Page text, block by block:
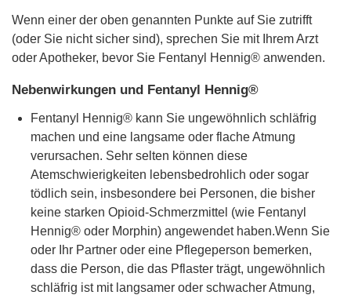
Wenn einer der oben genannten Punkte auf Sie zutrifft
(oder Sie nicht sicher sind), sprechen Sie mit Ihrem Arzt
oder Apotheker, bevor Sie Fentanyl Hennig® anwenden.
Nebenwirkungen und Fentanyl Hennig®
Fentanyl Hennig® kann Sie ungewöhnlich schläfrig
machen und eine langsame oder flache Atmung
verursachen. Sehr selten können diese
Atemschwierigkeiten lebensbedrohlich oder sogar
tödlich sein, insbesondere bei Personen, die bisher
keine starken Opioid-Schmerzmittel (wie Fentanyl
Hennig® oder Morphin) angewendet haben.Wenn Sie
oder Ihr Partner oder eine Pflegeperson bemerken,
dass die Person, die das Pflaster trägt, ungewöhnlich
schläfrig ist mit langsamer oder schwacher Atmung,